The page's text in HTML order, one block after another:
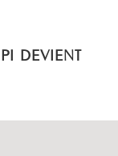
DEVIENT